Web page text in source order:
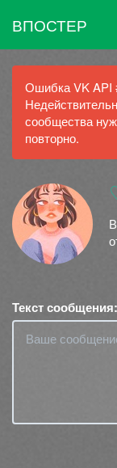
ВПОСТЕР
Ошибка VK API
сообщества
повторно.
Текст сообщения: